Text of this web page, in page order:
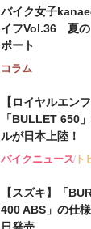
バイク女子
イフVol.36 夏の
ポート
コラム
【ロイヤルエン
「BULLET 650
ルが⽇本上陸！
バイクニュースト
【スズキ】「
400 ABS」の仕
日発売